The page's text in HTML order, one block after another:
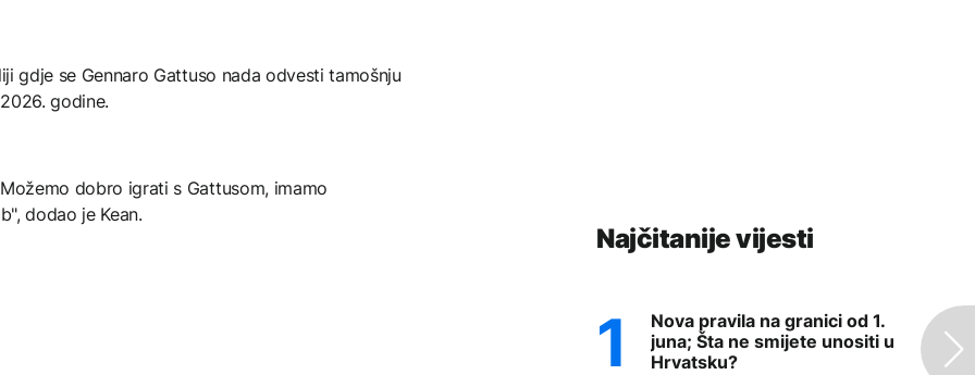
gdje se Gennaro Gattuso nada odvesti tamošnju
godine.
dobro igrati s Gattusom, imamo
dodao je Kean.
Najčitanije vijesti
Nova pravila na granici od 1.
juna; Šta ne smijete unositi u
Hrvatsku?